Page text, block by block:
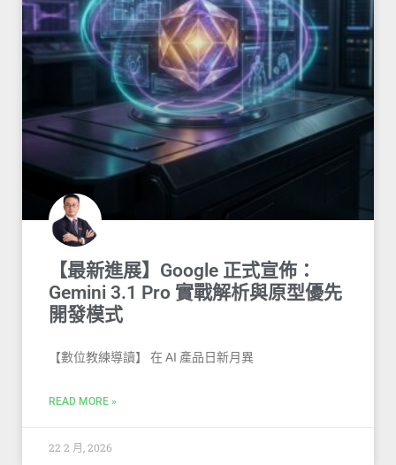
【最新進展】Google 正式宣佈：
Gemini 3.1 Pro 實戰解析與原型優先
開發模式
【數位教練導讀】 在 AI 產品日新月異
READ MORE »
22 2 月, 2026